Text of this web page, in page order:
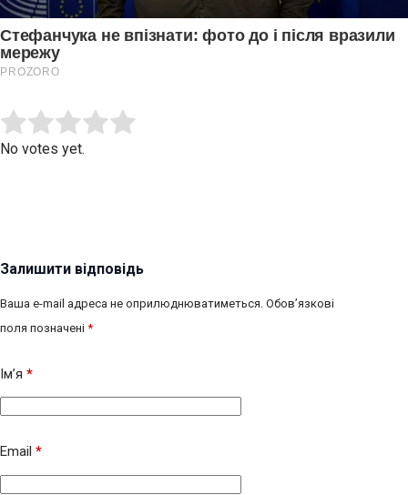
Rate this item:
No votes yet.
Залишити відповідь
Ваша e-mail адреса не оприлюднюватиметься. Обов’язкові
поля позначені *
Ім’я *
Email *